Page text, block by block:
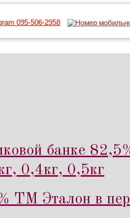
095-506-2958
банке
0,4кг, 0,5кг
ТМ Эталон в